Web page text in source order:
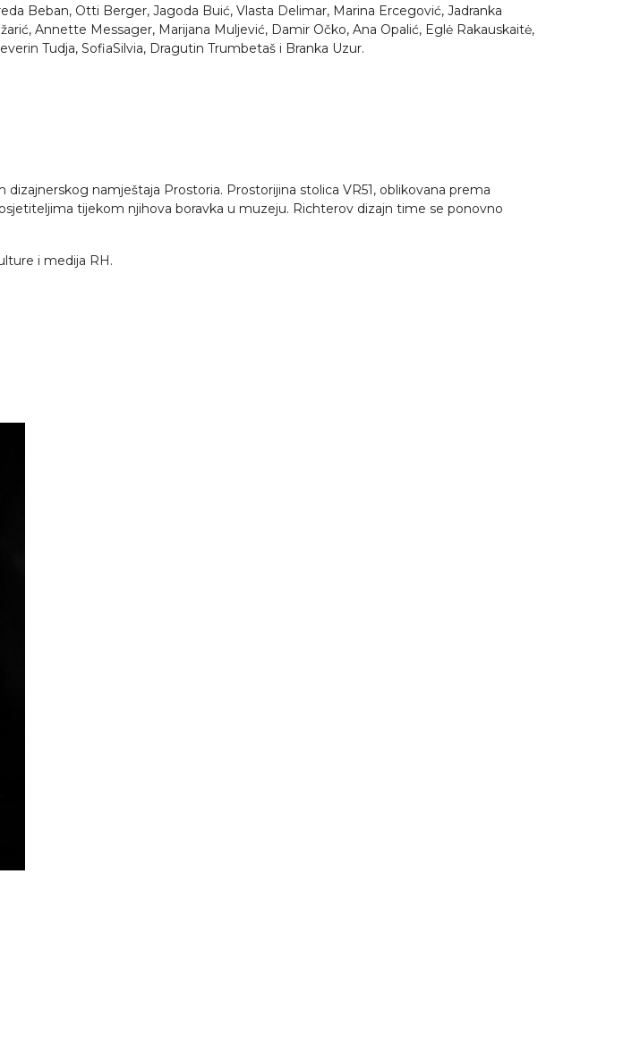
Beban, Otti Berger, Jagoda Buić, Vlasta Delimar, Marina Ercegović, Jadranka
Annette Messager, Marijana Muljević, Damir Očko, Ana Opalić, Eglė Rakauskaitė,
Tudja, SofiaSilvia, Dragutin Trumbetaš i Branka Uzur.
namještaja Prostoria. Prostorijina stolica VR51, oblikovana prema
tijekom njihova boravka u muzeju. Richterov dizajn time se ponovno
i medija RH.